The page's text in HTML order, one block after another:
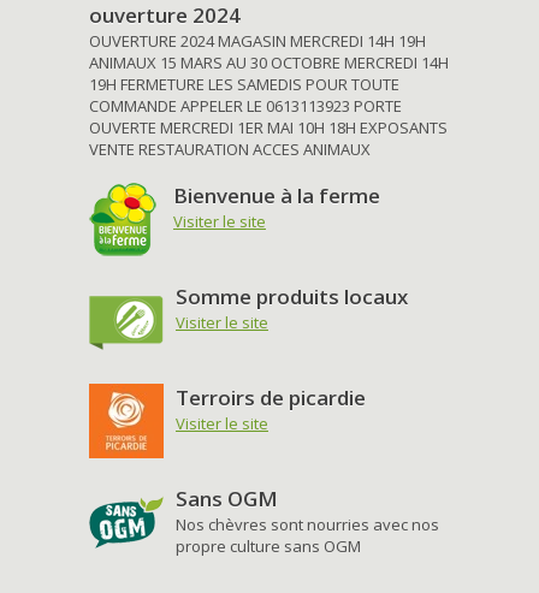
ouverture 2024
OUVERTURE 2024 MAGASIN MERCREDI 14H 19H
ANIMAUX 15 MARS AU 30 OCTOBRE MERCREDI 14H
19H FERMETURE LES SAMEDIS POUR TOUTE
COMMANDE APPELER LE 0613113923 PORTE
OUVERTE MERCREDI 1ER MAI 10H 18H EXPOSANTS
VENTE RESTAURATION ACCES ANIMAUX
Bienvenue à la ferme
Visiter le site
Somme produits locaux
Visiter le site
Terroirs de picardie
Visiter le site
Sans OGM
Nos chèvres sont nourries avec nos
propre culture sans OGM